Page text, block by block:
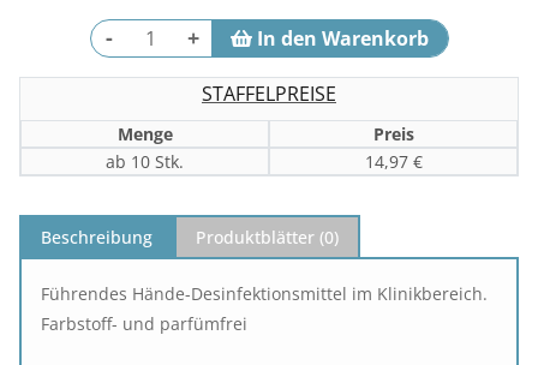
- +
STAFFELPREISE
Menge
Preis
ab 10 Stk.
14,97 €
Beschreibung Produktblätter (0)
Führendes Hände-Desinfektionsmittel im Klinikbereich.
Farbstoff- und parfümfrei